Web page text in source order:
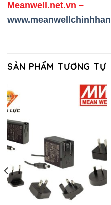
Meanwell.net.vn –
SẢN PHẨM TƯƠNG TỰ